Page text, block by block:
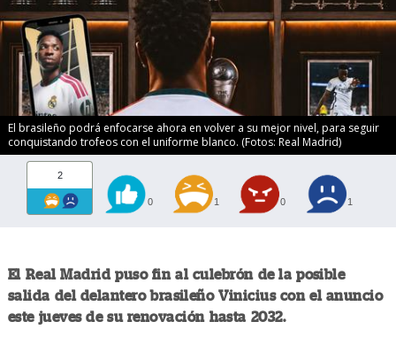
El brasileño podrá enfocarse ahora en volver a su mejor nivel, para seguir
conquistando trofeos con el uniforme blanco. (Fotos: Real Madrid)
2
0 1 0 1
El Real Madrid puso fin al culebrón de la posible
salida del delantero brasileño Vinicius con el anuncio
este jueves de su renovación hasta 2032.